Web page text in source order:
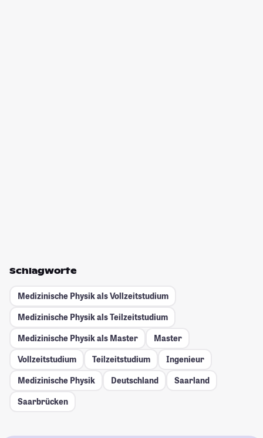
Schlagworte
Medizinische Physik als Vollzeitstudium
Medizinische Physik als Teilzeitstudium
Medizinische Physik als Master
Master
Vollzeitstudium
Teilzeitstudium
Ingenieur
Medizinische Physik
Deutschland
Saarland
Saarbrücken